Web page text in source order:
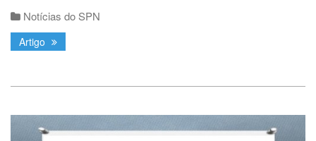
Notícias do SPN
Artigo